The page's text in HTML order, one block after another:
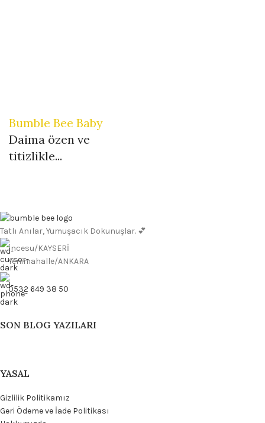
Bumble Bee Baby
Daima özen ve
titizlikle...
Tatlı Anılar, Yumuşacık Dokunuşlar. 💕
İncesu/KAYSERİ
Yenimahalle/ANKARA
0532 649 38 50
SON BLOG YAZILARI
YASAL
Gizlilik Politikamız
Geri Ödeme ve İade Politikası